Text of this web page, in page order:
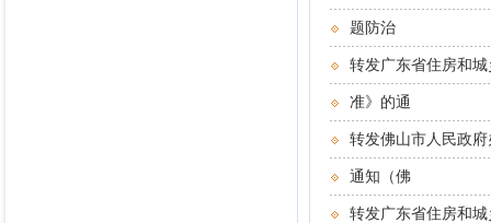
题防治
转发广东省住房和
准》的通
转发佛山市人民政
通知（佛
转发广东省住房和